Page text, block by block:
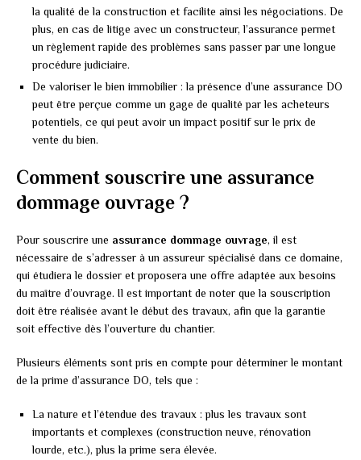
la qualité de la construction et facilite ainsi les négociations. De
plus, en cas de litige avec un constructeur, l’assurance permet
un règlement rapide des problèmes sans passer par une longue
procédure judiciaire.
De valoriser le bien immobilier : la présence d’une assurance DO
peut être perçue comme un gage de qualité par les acheteurs
potentiels, ce qui peut avoir un impact positif sur le prix de
vente du bien.
Comment souscrire une assurance
dommage ouvrage ?
Pour souscrire une assurance dommage ouvrage, il est
nécessaire de s’adresser à un assureur spécialisé dans ce domaine,
qui étudiera le dossier et proposera une offre adaptée aux besoins
du maître d’ouvrage. Il est important de noter que la souscription
doit être réalisée avant le début des travaux, afin que la garantie
soit effective dès l’ouverture du chantier.
Plusieurs éléments sont pris en compte pour déterminer le montant
de la prime d’assurance DO, tels que :
La nature et l’étendue des travaux : plus les travaux sont
importants et complexes (construction neuve, rénovation
lourde, etc.), plus la prime sera élevée.